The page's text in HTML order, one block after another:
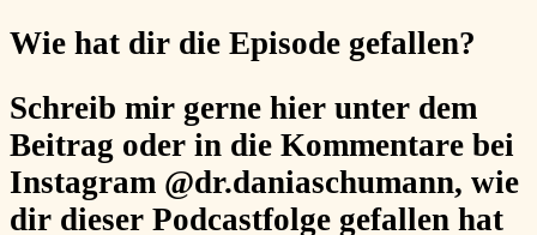
Wie hat dir die Episode gefallen?
Schreib mir gerne hier unter dem
Beitrag oder in die Kommentare bei
Instagram @dr.daniaschumann, wie
dir dieser Podcastfolge gefallen hat